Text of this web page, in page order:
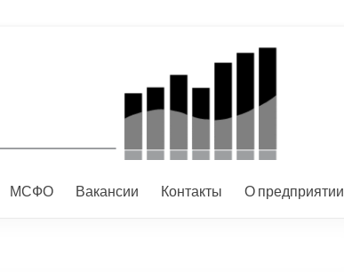
МСФО Вакансии Контакты О предприятии